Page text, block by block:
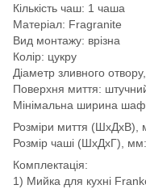
Кількість чаш: 1 чаша
Матеріал: Fragranite
Вид монтажу: врізна
Колір: цукру
Діаметр зливного
Поверхня миття:
Мінімальна ширина
Розміри миття (ШхДхВ),
Розмір чаші (ШхДхГ),
Комплектація:
1) Мийка для кухні